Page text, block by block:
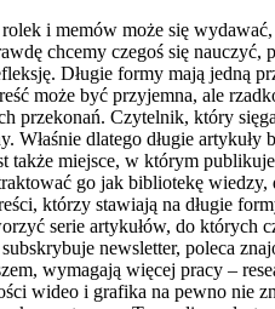
i memów może się
chcemy czegoś się
Długie formy mają jedną
może być przyjemna, ale
przekonań. Czytelnik, który
Właśnie dlatego długie
także miejsce, w którym
go jak bibliotekę
którzy stawiają na długie
serie artykułów, do których
newsletter, poleca
wymagają więcej pracy –
wideo i grafika na pewno nie